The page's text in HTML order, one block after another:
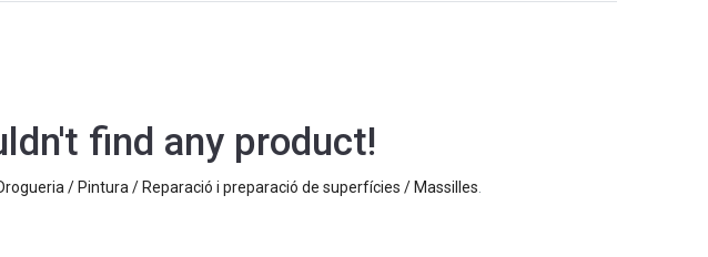
find any product!
/ Pintura / Reparació i preparació de superfícies / Massilles.